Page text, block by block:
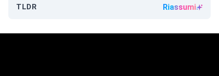
TLDR Riassumi